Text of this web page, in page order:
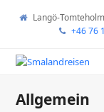
Langö-
+46 76
Allgemein